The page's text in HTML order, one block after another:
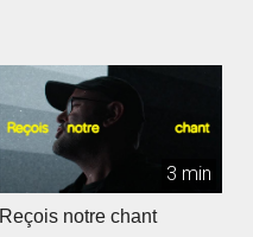
3 min
Reçois notre chant